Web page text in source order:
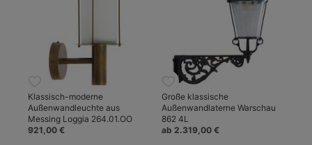
Klassisch-moderne
Außenwandleuchte aus
Messing Loggia 264.01.OO
921,00 €
Große klassische
Außenwandlaterne Warschau
862 4L
ab 2.319,00 €